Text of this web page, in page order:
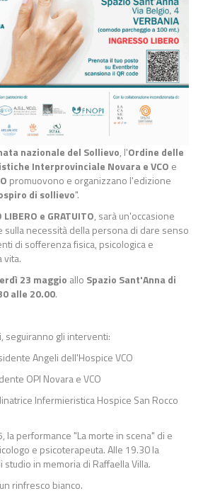
nazionale del Sollievo, l'Ordine delle
Interprovinciale Novara e VCO e
promuovono e organizzano l'edizione
di sollievo".
LIBERO e GRATUITO, sarà un'occasione
necessità della persona di dare senso
di sofferenza fisica, psicologica e
vita.
23 maggio allo Spazio Sant'Anna di
alle 20.00.
seguiranno gli interventi:
Angeli dell'Hospice VCO
OPI Novara e VCO
Infermieristica Hospice San Rocco
la performance "La morte in scena" di e
e psicoterapeuta. Alle 19.30 la
in memoria di Raffaella Villa.
rinfresco bianco.